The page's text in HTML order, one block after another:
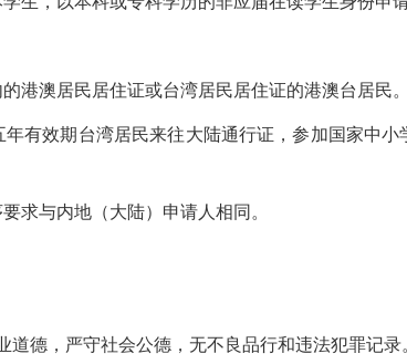
港澳居民居住证或台湾居民居住证的港澳台居民。
有效期台湾居民来往大陆通行证，参加国家中小
求与内地（大陆）申请人相同。
道德，严守社会公德，无不良品行和违法犯罪记